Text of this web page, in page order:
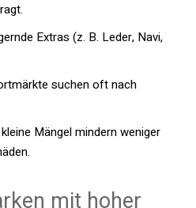
Extras (z. B. Leder, Navi,
suchen oft nach
Mängel mindern weniger
mit hoher